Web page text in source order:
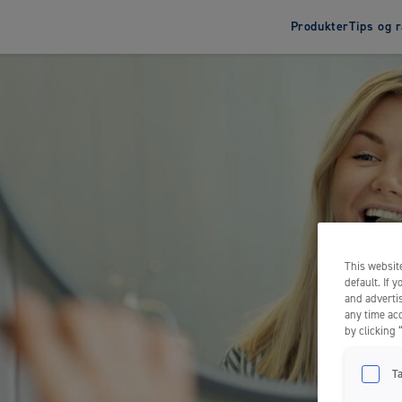
ProdukterTips og
This
default. If
and
any time
by clicking